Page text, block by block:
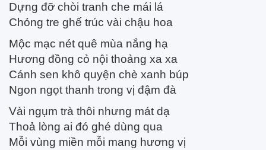
Dựng đỡ chòi tranh che mái lá
Chỏng tre ghế trúc vài chậu hoa
Mộc mạc nét quê mùa nắng hạ
Hương đồng cỏ nội thoảng xa xa
Cánh sen khô quyện chè xanh búp
Ngon ngọt thanh trong vị đậm đà
Vài ngụm trà thôi nhưng mát dạ
Thoả lòng ai đó ghé dùng qua
Mỗi vùng miền mỗi mang hương vị